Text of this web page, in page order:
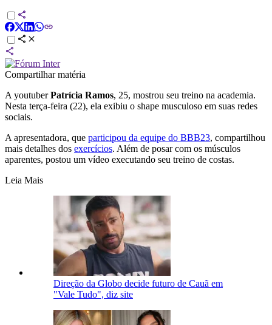
Compartilhar matéria
A youtuberPatrícia Ramos, 25, mostrou seu treino na academia.
Nesta terça-feira (22), ela exibiu o shape musculoso em suas redes
sociais.
A apresentadora, que participou da equipe do BBB23, compartilhou
mais detalhes dos exercícios. Além de posar com os músculos
aparentes, postou um vídeo executando seu treino de costas.
Leia Mais
Direção da Globo decide futuro de Cauã em
"Vale Tudo", diz site